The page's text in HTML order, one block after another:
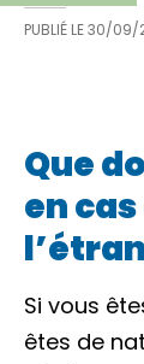
PUBLIÉ LE30/09/
Que
en
Si vous
êtes de